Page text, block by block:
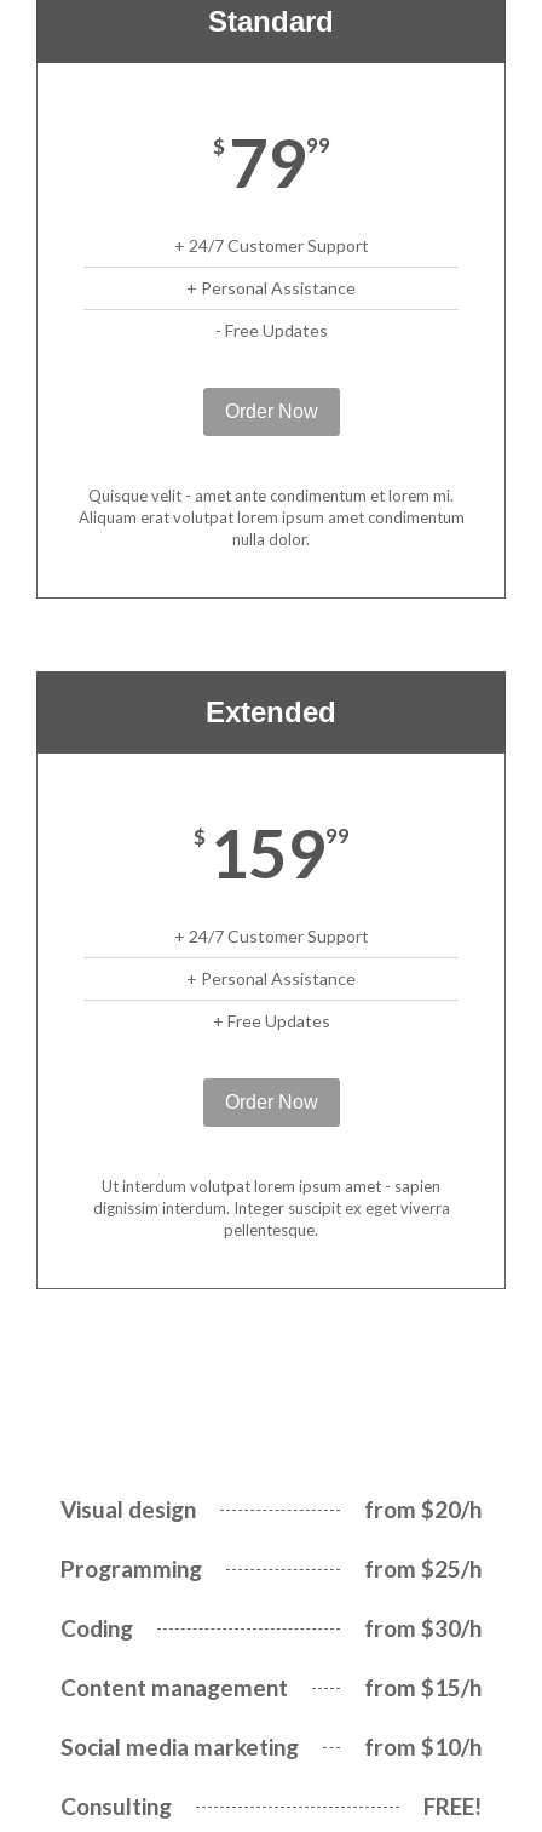
Standard
$ 7999
+ 24/7 Customer Support
+ Personal Assistance
- Free Updates
Order Now
Quisque velit - amet ante condimentum et lorem mi.
Aliquam erat volutpat lorem ipsum amet condimentum
nulla dolor.
Extended
$ 15999
+ 24/7 Customer Support
+ Personal Assistance
+ Free Updates
Order Now
Ut interdum volutpat lorem ipsum amet - sapien
dignissim interdum. Integer suscipit ex eget viverra
pellentesque.
Visual design from $20/h
Programming from $25/h
Coding from $30/h
Content management from $15/h
Social media marketing from $10/h
Consulting FREE!